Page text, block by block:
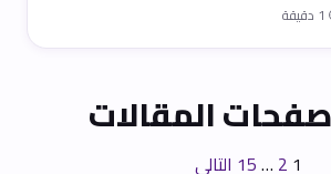
المقالات
1
2
…
15 التالي